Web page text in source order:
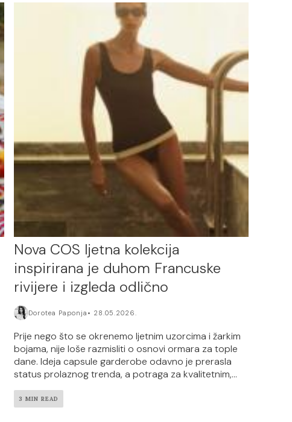
Nova COS ljetna kolekcija
inspirirana je duhom Francuske
rivijere i izgleda odlično
Dorotea Paponja 28.05.2026.
Prije nego što se okrenemo ljetnim uzorcima i žarkim
bojama, nije loše razmisliti o osnovi ormara za tople
dane. Ideja capsule garderobe odavno je prerasla
status prolaznog trenda, a potraga za kvalitetnim,...
3 MIN READ